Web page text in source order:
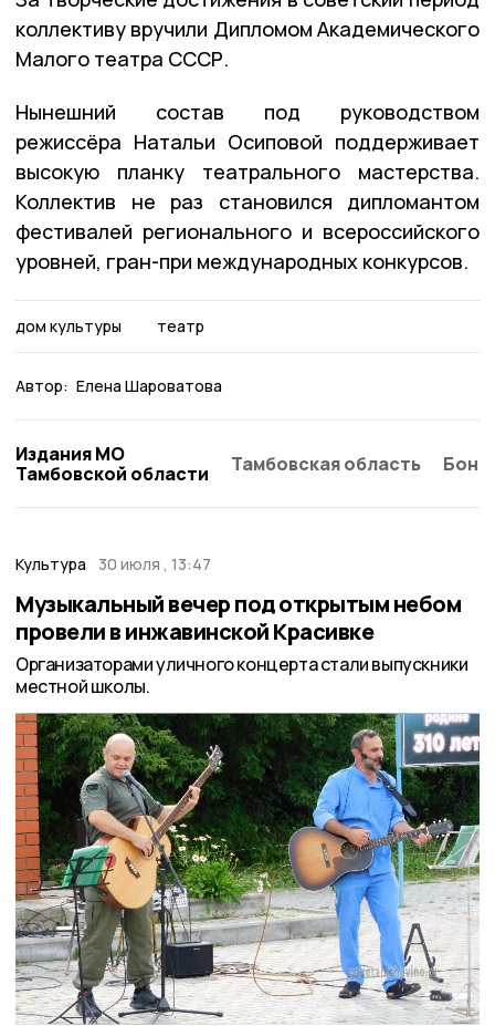
коллективу вручили Дипломом Академического
Малого театра СССР.
Нынешний состав под руководством
режиссёра Натальи Осиповой поддерживает
высокую планку театрального мастерства.
Коллектив не раз становился дипломантом
фестивалей регионального и всероссийского
уровней, гран-при международных конкурсов.
дом культуры театр
Автор: Елена Шароватова
Издания МО
Тамбовской области
Тамбовская область
Культура 30 июля , 13:47
Музыкальный вечер под открытым небом
провели в инжавинской Красивке
Организаторами уличного концерта стали выпускники
местной школы.